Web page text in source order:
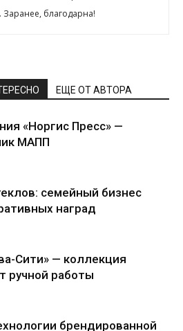
благодарна!
ЕЩЕ ОТ АВТОРА
«Норгис Пресс» —
МАПП
семейный бизнес
наград
Сити» — коллекция
ручной работы
брендированной